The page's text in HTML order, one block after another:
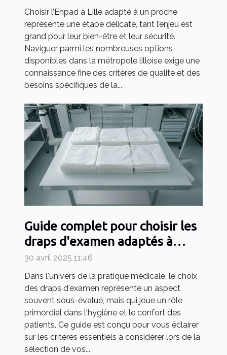
Choisir l’Ehpad à Lille adapté à un proche
représente une étape délicate, tant l’enjeu est
grand pour leur bien-être et leur sécurité.
Naviguer parmi les nombreuses options
disponibles dans la métropole lilloise exige une
connaissance fine des critères de qualité et des
besoins spécifiques de la...
Guide complet pour choisir les
draps d'examen adaptés à
votre pratique médicale
30 avril 2025 11:46
Dans l'univers de la pratique médicale, le choix
des draps d'examen représente un aspect
souvent sous-évalué, mais qui joue un rôle
primordial dans l'hygiène et le confort des
patients. Ce guide est conçu pour vous éclairer
sur les critères essentiels à considérer lors de la
sélection de vos...